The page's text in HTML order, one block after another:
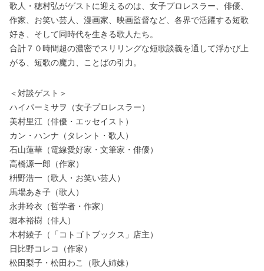
歌人・穂村弘がゲストに迎えるのは、女子プロレスラー、俳優、
作家、お笑い芸人、漫画家、映画監督など、各界で活躍する短歌
好き、そして同時代を生きる歌人たち。
合計７０時間超の濃密でスリリングな短歌談義を通して浮かび上
がる、短歌の魔力、ことばの引力。
＜対談ゲスト＞
ハイパーミサヲ（女子プロレスラー）
美村里江（俳優・エッセイスト）
カン・ハンナ（タレント・歌人）
石山蓮華（電線愛好家・文筆家・俳優）
高橋源一郎（作家）
枡野浩一（歌人・お笑い芸人）
馬場あき子（歌人）
永井玲衣（哲学者・作家）
堀本裕樹（俳人）
木村綾子（「コトゴトブックス」店主）
日比野コレコ（作家）
松田梨子・松田わこ（歌人姉妹）